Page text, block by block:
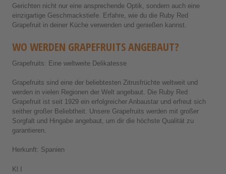
Gerichten nicht nur eine ansprechende Optik, sondern auch eine
einzigartige Geschmackstiefe. Erfahre, wie du die Ruby Red
Grapefruit in deiner Küche verwenden und genießen kannst.
WO WERDEN GRAPEFRUITS ANGEBAUT?
Grapefruits: Eine weltweite Delikatesse
Grapefruits sind eine der beliebtesten Zitrusfrüchte weltweit und
werden in vielen Regionen der Welt angebaut. Die Ruby Red
Grapefruit ist seit 1929 ein erfolgreicher Anbaustar und erfreut sich
seither großer Beliebtheit. Unsere Grapefruits werden mit großer
Sorgfalt und Hingabe angebaut, um dir die höchste Qualität zu
garantieren.
Herkunft: Spanien
Kl.I